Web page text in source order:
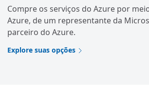
Compre os serviços do Azure por
Azure, de um representante da
parceiro do Azure.
Explore suas opções